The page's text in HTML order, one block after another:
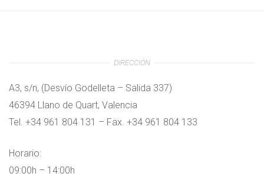
DIRECCIÓN
A3, s/n, (Desvío Godelleta – Salida 337)
46394 Llano de Quart, Valencia
Tel. +34 961 804 131 – Fax. +34 961 804 133
Horario:
09:00h – 14:00h